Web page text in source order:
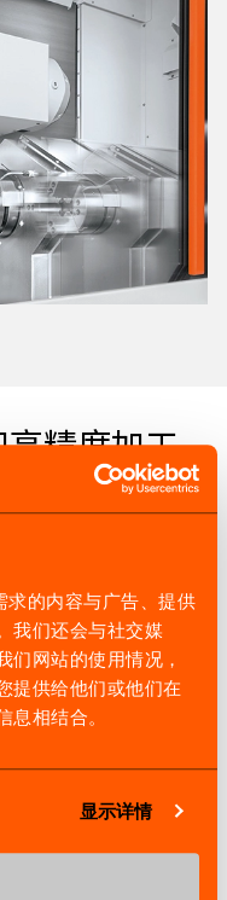
求的内容与广告、提供
我们还会与社交媒
们网站的使用情况，
提供给他们或他们在
息相结合。
显示详情
精度加工
牙盘夹紧，以实现与